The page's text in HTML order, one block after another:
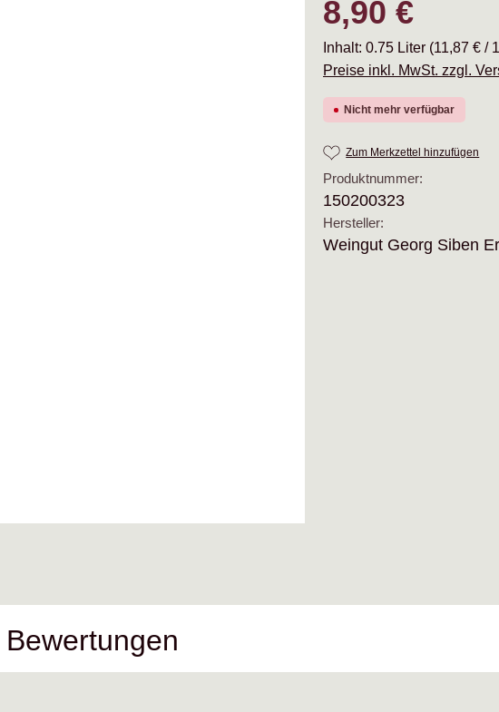
8,90 €
Inhalt: 0.75 Liter (11,87 € /
Preise inkl. MwSt. zzgl.
Nicht mehr verfügbar
Zum Merkzettel hinzufügen
Produktnummer:
150200323
Hersteller:
Weingut Georg Siben
Bewertungen